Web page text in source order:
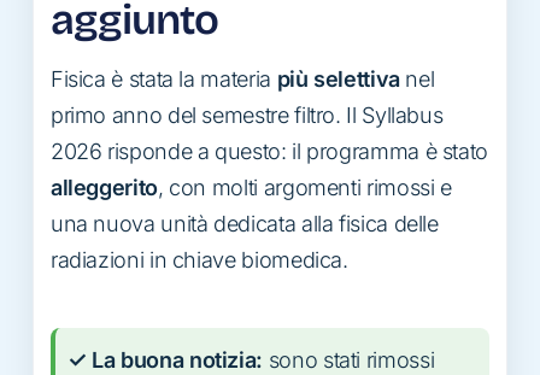
aggiunto
Fisica è stata la materia più selettivanel
primo anno del semestre filtro. Il Syllabus
2026 risponde a questo: il programma è stato
alleggerito, con molti argomenti rimossi e
una nuova unità dedicata alla fisica delle
radiazioni in chiave biomedica.
✓ La buona notizia: sono stati rimossi